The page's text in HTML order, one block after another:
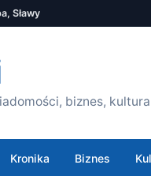
Sławy
biznes, kultura
Kronika Biznes